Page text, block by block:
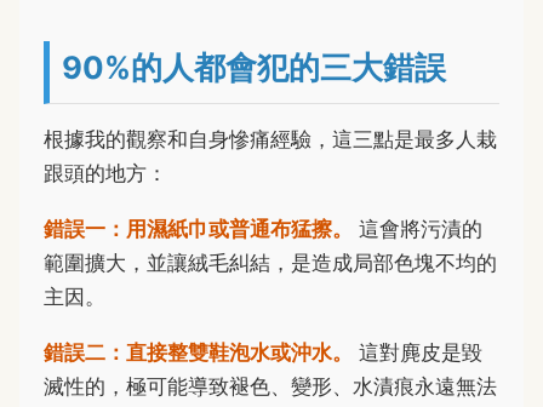
90%的人都會犯的三大錯誤
根據我的觀察和自身慘痛經驗，這三點是最多人栽
跟頭的地方：
錯誤一：用濕紙巾或普通布猛擦。
這會將污漬的
範圍擴大，並讓絨毛糾結，是造成局部色塊不均的
主因。
錯誤二：直接整雙鞋泡水或沖水。
這對麂皮是毀
滅性的，極可能導致褪色、變形、水漬痕永遠無法